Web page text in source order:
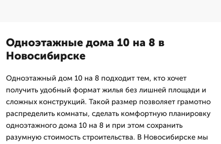
Одноэтажные дома 10 на 8 в
Новосибирске
Одноэтажный дом 10 на 8 подходит тем, кто хочет
получить удобный формат жилья без лишней площади и
сложных конструкций. Такой размер позволяет грамотно
распределить комнаты, сделать комфортную планировку
одноэтажного дома 10 на 8 и при этом сохранить
разумную стоимость строительства. В Новосибирске мы